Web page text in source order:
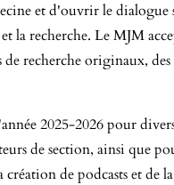
et d'ouvrir le dialogue
la recherche. Le MJM
recherche originaux,
2025-2026 pour
de section, ainsi que
de podcasts et de